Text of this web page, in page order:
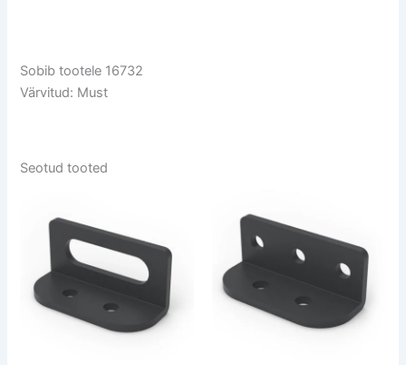
Sobib tootele 16732
Värvitud: Must
Seotud tooted